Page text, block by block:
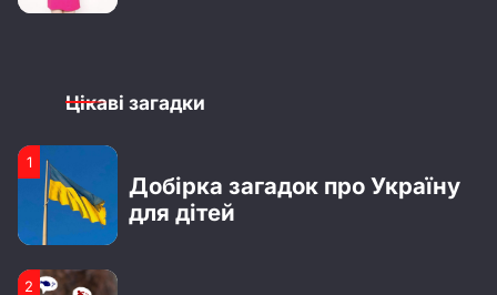
2
Що відомо про Сергія
Мельника з шоу “Холостяк”:
особисте життя, кар’єра та
3
Цікаві загадки
1
Добірка загадок про Україну
для дітей
2